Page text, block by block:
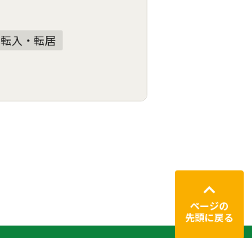
転入・転居
ページの
先頭に戻る